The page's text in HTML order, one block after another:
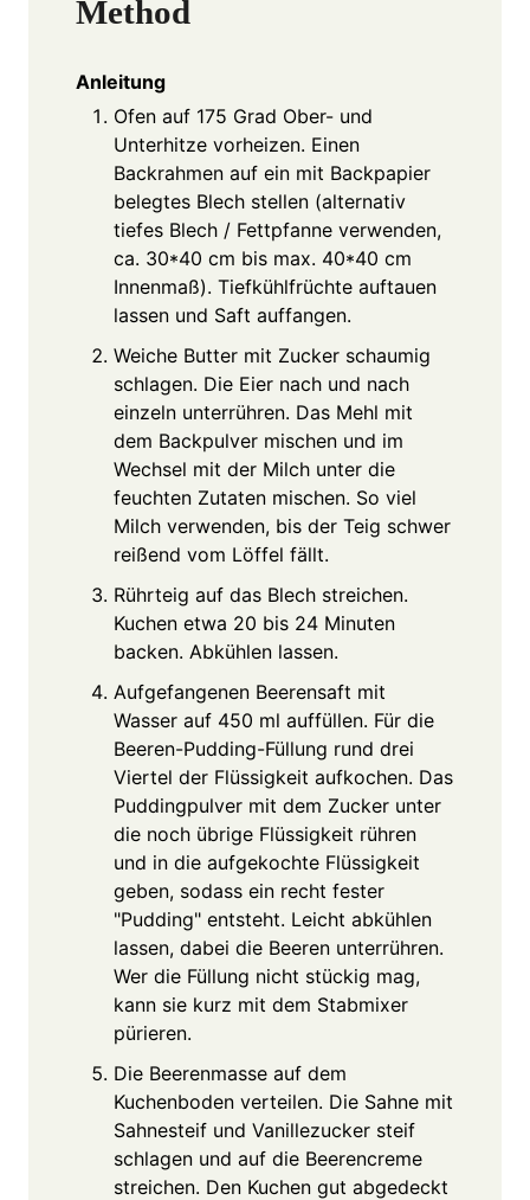
Method
Anleitung
Ofen auf 175 Grad Ober- und
Unterhitze vorheizen. Einen
Backrahmen auf ein mit Backpapier
belegtes Blech stellen (alternativ
tiefes Blech / Fettpfanne verwenden,
ca. 30*40 cm bis max. 40*40 cm
Innenmaß). Tiefkühlfrüchte auftauen
lassen und Saft auffangen.
Weiche Butter mit Zucker schaumig
schlagen. Die Eier nach und nach
einzeln unterrühren. Das Mehl mit
dem Backpulver mischen und im
Wechsel mit der Milch unter die
feuchten Zutaten mischen. So viel
Milch verwenden, bis der Teig schwer
reißend vom Löffel fällt.
Rührteig auf das Blech streichen.
Kuchen etwa 20 bis 24 Minuten
backen. Abkühlen lassen.
Aufgefangenen Beerensaft mit
Wasser auf 450 ml auffüllen. Für die
Beeren-Pudding-Füllung rund drei
Viertel der Flüssigkeit aufkochen. Das
Puddingpulver mit dem Zucker unter
die noch übrige Flüssigkeit rühren
und in die aufgekochte Flüssigkeit
geben, sodass ein recht fester
"Pudding" entsteht. Leicht abkühlen
lassen, dabei die Beeren unterrühren.
Wer die Füllung nicht stückig mag,
kann sie kurz mit dem Stabmixer
pürieren.
Die Beerenmasse auf dem
Kuchenboden verteilen. Die Sahne mit
Sahnesteif und Vanillezucker steif
schlagen und auf die Beerencreme
streichen. Den Kuchen gut abgedeckt